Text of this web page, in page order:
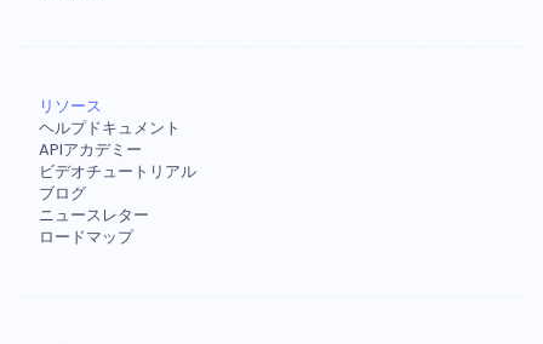
リソース
ヘルプドキュメント
APIアカデミー
ビデオチュートリアル
ブログ
ニュースレター
ロードマップ